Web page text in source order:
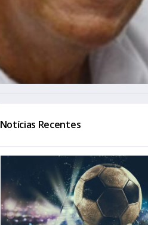
Notícias Recentes